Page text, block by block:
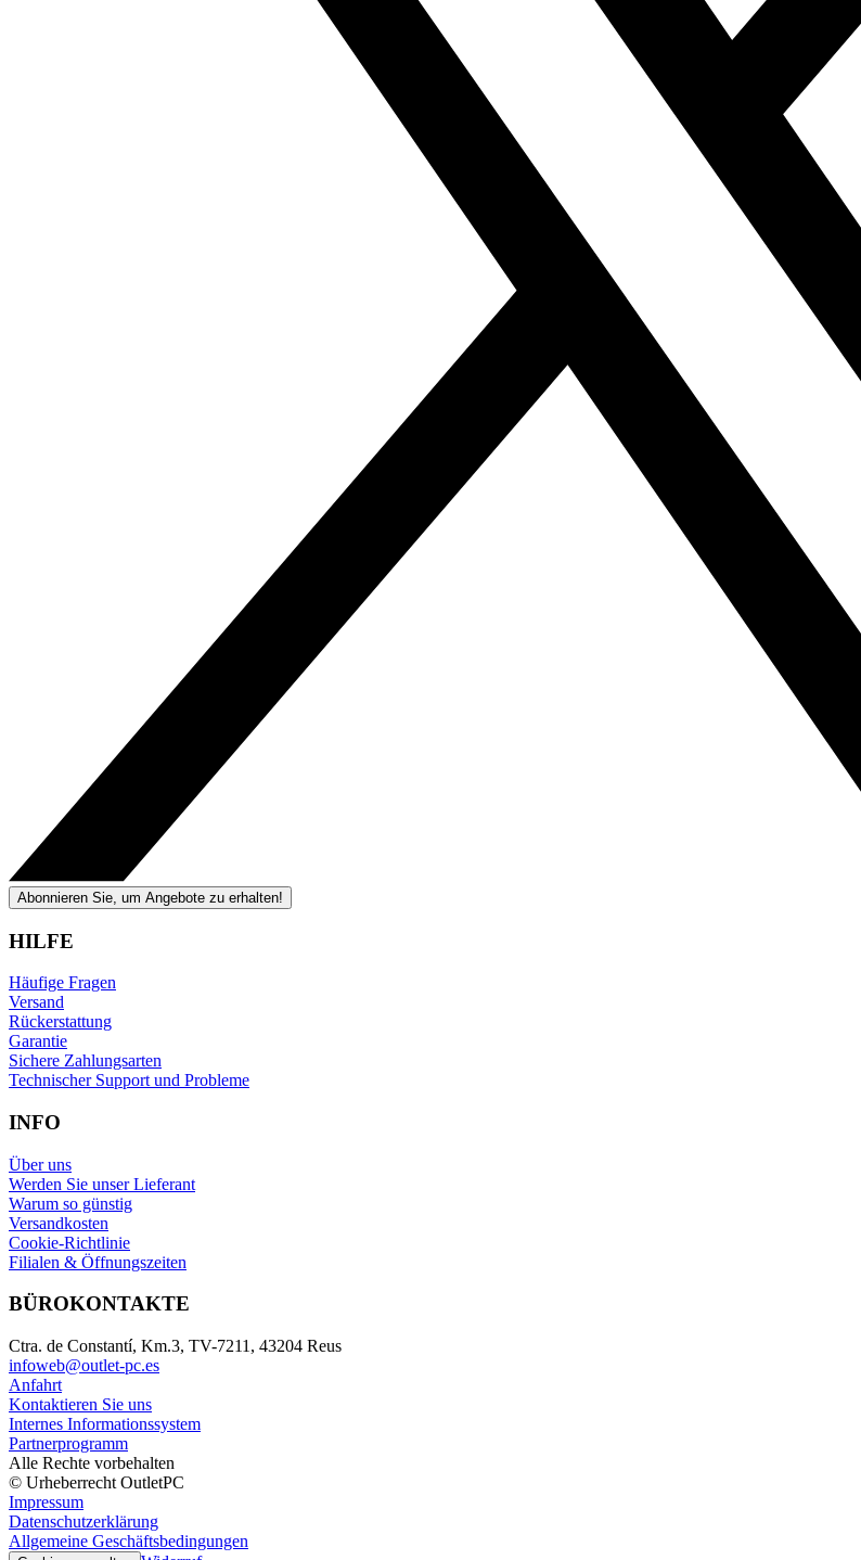
Abonnieren Sie, um Angebote zu erhalten!
HILFE
Häufige Fragen
Versand
Rückerstattung
Garantie
Sichere Zahlungsarten
Technischer Support und Probleme
INFO
Über uns
Werden Sie unser Lieferant
Warum so günstig
Versandkosten
Cookie-Richtlinie
Filialen & Öffnungszeiten
BÜROKONTAKTE
Ctra. de Constantí, Km.3, TV-7211, 43204 Reus
infoweb@outlet-pc.es
Anfahrt
Kontaktieren Sie uns
Internes Informationssystem
Partnerprogramm
Alle Rechte vorbehalten
© Urheberrecht OutletPC
Impressum
Datenschutzerklärung
Allgemeine Geschäftsbedingungen